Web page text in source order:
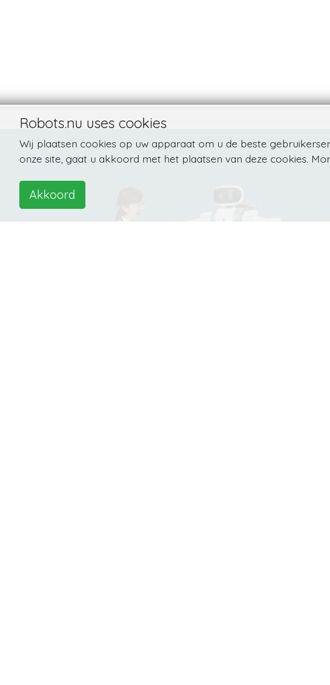
Robots.nu uses cookies
Wij plaatsen cookies op uw apparaat om u de beste
onze site, gaat u akkoord met het plaatsen van deze cookies.
Akkoord